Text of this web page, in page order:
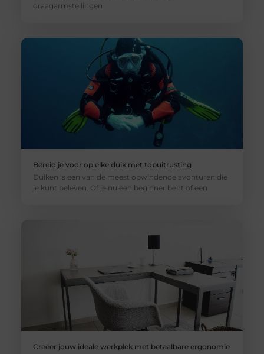
draagarmstellingen
Bereid je voor op elke duik met topuitrusting
Duiken is een van de meest opwindende avonturen die
je kunt beleven. Of je nu een beginner bent of een
Creëer jouw ideale werkplek met betaalbare ergonomie